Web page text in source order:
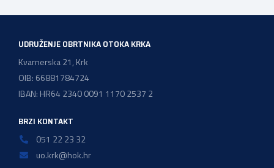
UDRUŽENJE OBRTNIKA OTOKA KRKA
Kvarnerska 21, Krk
OIB: 66881784724
IBAN: HR64 2340 0091 1170 2537 2
BRZI KONTAKT
051 22 23 32
uo.krk@hok.hr